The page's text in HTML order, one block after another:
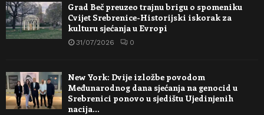
Grad Beč preuzeo trajnu brigu o spomeniku
Cvijet Srebrenice-Historijski iskorak za
kulturu sjećanja u Evropi
31/07/2026 0
New York: Dvije izložbe povodom
Međunarodnog dana sjećanja na genocid u
Srebrenici ponovo u sjedištu Ujedinjenih
nacija…